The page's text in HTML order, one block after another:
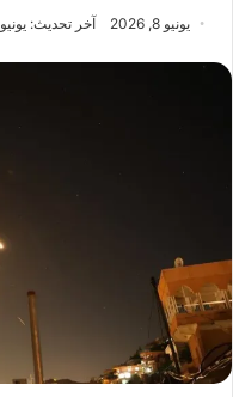
يونيو 8, 2026 آخر تحديث: يونيو 8, 2026